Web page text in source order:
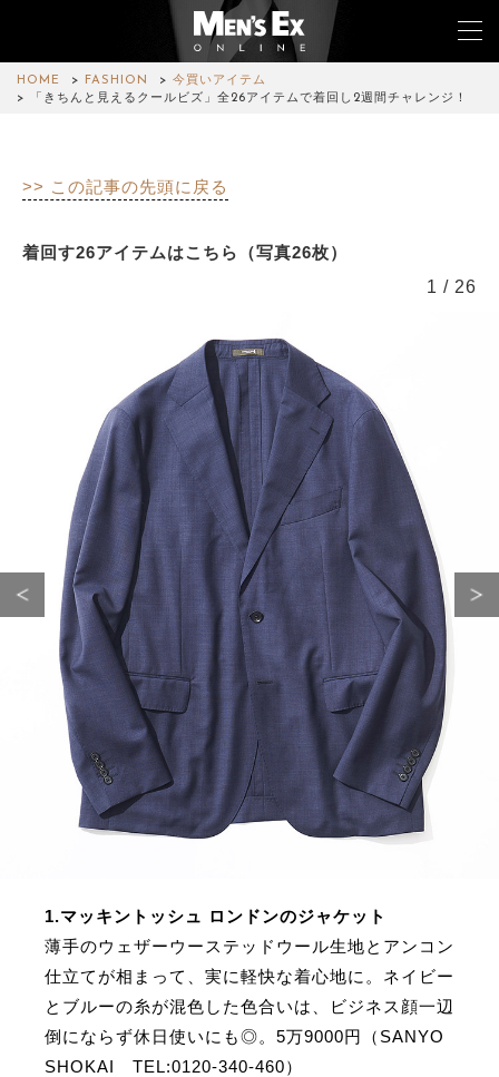
HOME FASHION
今買いアイテム
「きちんと見えるクールビズ」全26アイテムで着回し2週間チャレンジ！
>> この記事の先頭に戻る
着回す26アイテムはこちら（写真26枚）
1.マッキントッシュ ロンドンのジャケット
薄手のウェザーウーステッドウール生地とアンコン
仕立てが相まって、実に軽快な着心地に。ネイビー
とブルーの糸が混色した色合いは、ビジネス顔一辺
倒にならず休日使いにも◎。5万9000円（SANYO
SHOKAI TEL:0120-340-460）
1 / 26
FASHION
WATCH
MAGAZINE
ABOUT SITE
サイトマップ